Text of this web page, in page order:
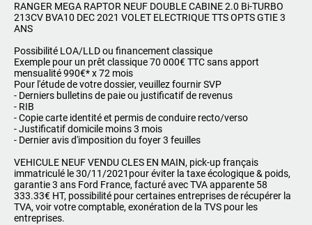
RANGER MEGA RAPTOR NEUF DOUBLE CABINE 2.0 Bi-TURBO
213CV BVA10 DEC 2021 VOLET ELECTRIQUE TTS OPTS GTIE 3
ANS
Possibilité LOA/LLD ou financement classique
Exemple pour un prêt classique 70 000€ TTC sans apport
mensualité 990€* x 72 mois
Pour l'étude de votre dossier, veuillez fournir SVP
- Derniers bulletins de paie ou justificatif de revenus
- RIB
- Copie carte identité et permis de conduire recto/verso
- Justificatif domicile moins 3 mois
- Dernier avis d'imposition du foyer 3 feuilles
VEHICULE NEUF VENDU CLES EN MAIN, pick-up français
immatriculé le 30/11/2021pour éviter la taxe écologique & poids,
garantie 3 ans Ford France, facturé avec TVA apparente 58
333.33€ HT, possibilité pour certaines entreprises de récupérer la
TVA, voir votre comptable, exonération de la TVS pour les
entreprises.